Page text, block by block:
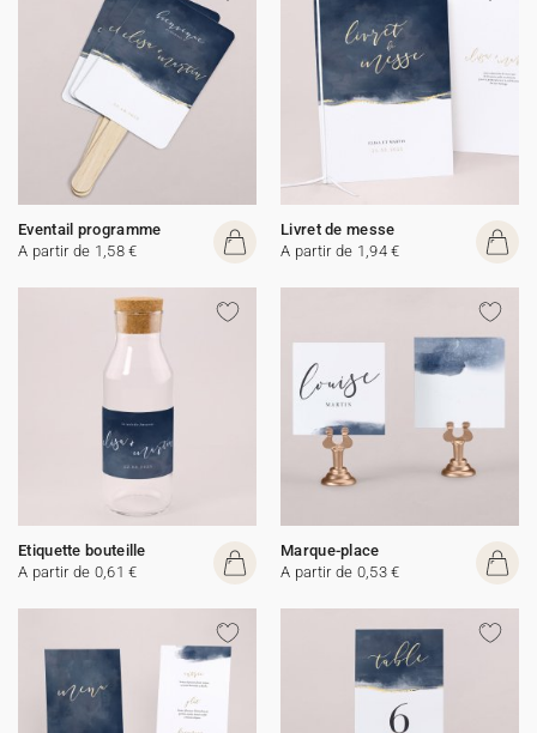
Eventail programme
A partir de 1,58 €
Livret de messe
A partir de 1,94 €
Etiquette bouteille
A partir de 0,61 €
Marque-place
A partir de 0,53 €